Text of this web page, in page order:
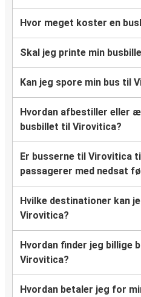
Hvor meget koster en
Skal jeg printe min
Kan jeg spore min bus til
Hvordan afbestiller eller
busbillet til Virovitica?
Er busserne til Virovitica
passagerer med nedsat
Hvilke destinationer kan
Virovitica?
Hvordan finder jeg billige
Virovitica?
Hvordan betaler jeg for